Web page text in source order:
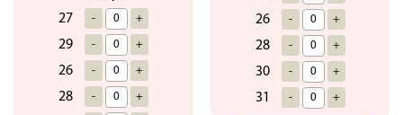
27 - +
29 - +
26 - +
28 - +
26 - +
28 - +
30 - +
31 - +